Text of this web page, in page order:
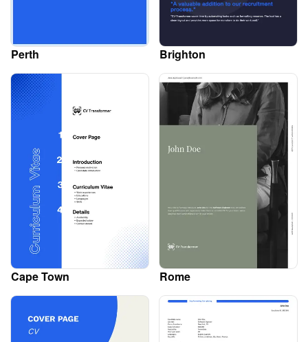
Perth Brighton
Cape Town Rome